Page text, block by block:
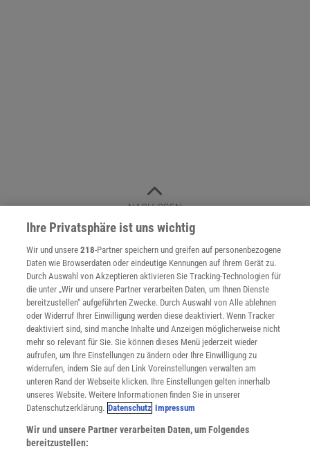
NACH OBEN
Für Sie im Spektrum-Shop und am Kiosk:
WEITERE NEUERSCHEINUNGEN SPEKTRUM SHOP
Spektrum.de-Newsletter abonnieren
Ihre Privatsphäre ist uns wichtig
Wir und unsere218-Partner speichern und greifen auf personenbezogene
Daten wie Browserdaten oder eindeutige Kennungen auf Ihrem Gerät zu.
Durch Auswahl von Akzeptieren aktivieren Sie Tracking-Technologien für
die unter „Wir und unsere Partner verarbeiten Daten, um Ihnen Dienste
bereitzustellen“ aufgeführten Zwecke. Durch Auswahl von Alle ablehnen
oder Widerruf Ihrer Einwilligung werden diese deaktiviert. Wenn Tracker
deaktiviert sind, sind manche Inhalte und Anzeigen möglicherweise nicht
mehr so relevant für Sie. Sie können dieses Menü jederzeit wieder
aufrufen, um Ihre Einstellungen zu ändern oder Ihre Einwilligung zu
widerrufen, indem Sie auf den Link Voreinstellungen verwalten am
unteren Rand der Webseite klicken. Ihre Einstellungen gelten innerhalb
unseres Website. Weitere Informationen finden Sie in unserer
Datenschutzerklärung. Datenschutz Impressum
Wir und unsere Partner verarbeiten Daten, um Folgendes
bereitzustellen: